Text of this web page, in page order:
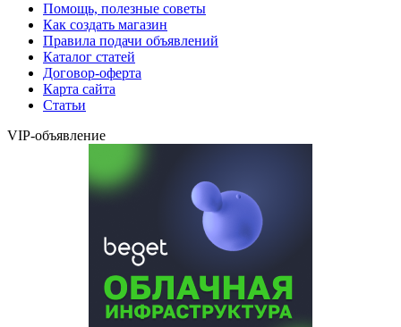
Помощь, полезные советы
Как создать магазин
Правила подачи объявлений
Каталог статей
Договор-оферта
Карта сайта
Статьи
VIP-объявление